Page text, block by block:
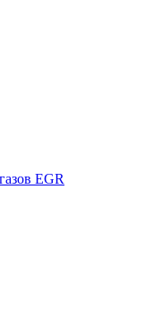
EGR